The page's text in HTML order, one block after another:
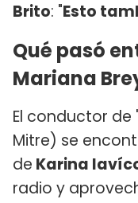
Brito: "Esto
Qué pasó
Mariana
El conductor de
Mitre) se
de Karina
radio y